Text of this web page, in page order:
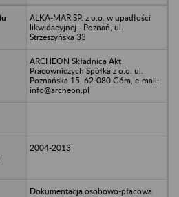
ALKA-MAR SP. z o.o. w upadłości
likwidacyjnej - Poznań, ul.
Strzeszyńska 33
ARCHEON Składnica Akt
Pracowniczych Spółka z o.o. ul.
Poznańska 15, 62-080 Góra, e-mail:
info@archeon.pl
2004-2013
Dokumentacja osobowo-płacowa